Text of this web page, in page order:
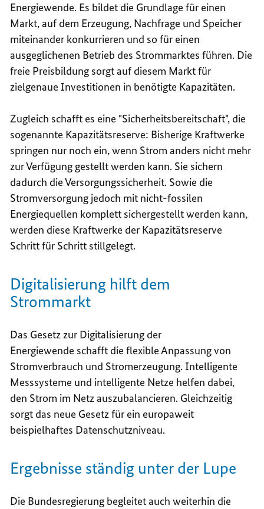
Energiewende. Es bildet die Grundlage für einen
Markt, auf dem Erzeugung, Nachfrage und Speicher
miteinander konkurrieren und so für einen
ausgeglichenen Betrieb des Strommarktes führen. Die
freie Preisbildung sorgt auf diesem Markt für
zielgenaue Investitionen in benötigte Kapazitäten.
Zugleich schafft es eine "Sicherheitsbereitschaft", die
sogenannte Kapazitätsreserve: Bisherige Kraftwerke
springen nur noch ein, wenn Strom anders nicht mehr
zur Verfügung gestellt werden kann. Sie sichern
dadurch die Versorgungssicherheit. Sowie die
Stromversorgung jedoch mit nicht-fossilen
Energiequellen komplett sichergestellt werden kann,
werden diese Kraftwerke der Kapazitätsreserve
Schritt für Schritt stillgelegt.
Digitalisierung hilft dem
Strommarkt
Das Gesetz zur Digitalisierung der
Energiewende schafft die flexible Anpassung von
Stromverbrauch und Stromerzeugung. Intelligente
Messsysteme und intelligente Netze helfen dabei,
den Strom im Netz auszubalancieren. Gleichzeitig
sorgt das neue Gesetz für ein europaweit
beispielhaftes Datenschutzniveau.
Ergebnisse ständig unter der Lupe
Die Bundesregierung begleitet auch weiterhin die